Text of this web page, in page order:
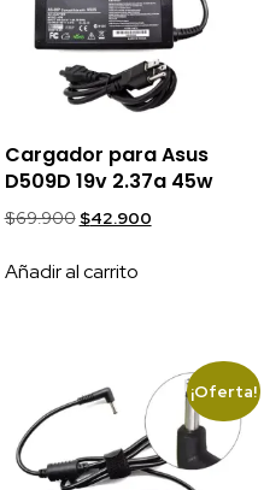
Cargador para Asus
D509D 19v 2.37a 45w
$69.900 $42.900
Añadir al carrito
¡Oferta!